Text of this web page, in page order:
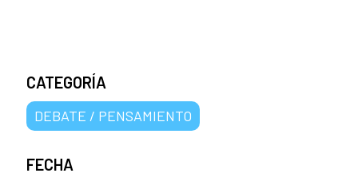
CATEGORÍA
DEBATE / PENSAMIENTO
FECHA